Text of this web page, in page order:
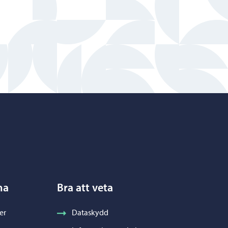
Bra att veta
Dataskydd